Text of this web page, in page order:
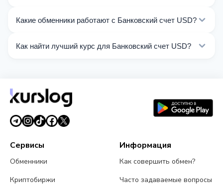
Банковский счет USD. Выберите нужное
Какие обменники работают с Банковский счет USD?
операции с Банковский счет USD.
Как найти лучший курс для Банковский счет USD?
обновляются в реальном времени.
Сервисы
Обменники
Криптобиржи
Информация
Как совершить обмен?
Часто задаваемые вопросы